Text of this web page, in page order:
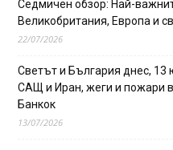
Седмичен обзор: Най-
Великобритания, Европа и
22/07/2026
Светът и България днес, 13
САЩ и Иран, жеги и пожари
Банкок
13/07/2026